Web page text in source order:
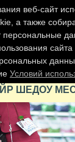
ШЕДОУ
веб-сайт
а также
персональные
Условий